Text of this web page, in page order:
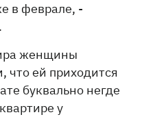
в феврале, -
женщины
что ей приходится
буквально негде
у